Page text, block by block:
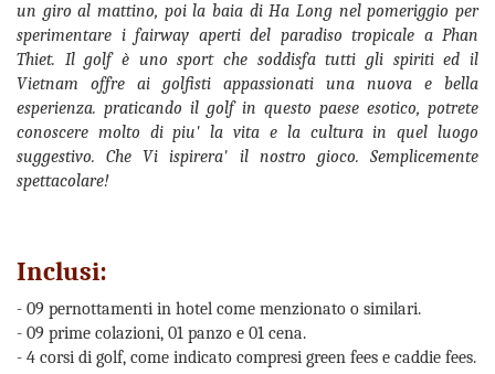
un giro al mattino, poi la baia di Ha Long nel pomeriggio per
sperimentare i fairway aperti del paradiso tropicale a Phan
Thiet. Il golf è uno sport che soddisfa tutti gli spiriti ed il
Vietnam offre ai golfisti appassionati una nuova e bella
esperienza. praticando il golf in questo paese esotico, potrete
conoscere molto di piu' la vita e la cultura in quel luogo
suggestivo. Che Vi ispirera' il nostro gioco. Semplicemente
spettacolare!
Inclusi:
- 09 pernottamenti in hotel come menzionato o similari.
- 09 prime colazioni, 01 panzo e 01 cena.
- 4 corsi di golf, come indicato compresi green fees e caddie fees.